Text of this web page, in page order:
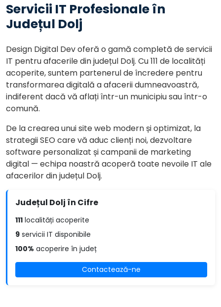
Servicii IT Profesionale în
Județul Dolj
Design Digital Dev oferă o gamă completă de servicii
IT pentru afacerile din județul Dolj. Cu 111 de localități
acoperite, suntem partenerul de încredere pentru
transformarea digitală a afacerii dumneavoastră,
indiferent dacă vă aflați într-un municipiu sau într-o
comună.
De la crearea unui site web modern și optimizat, la
strategii SEO care vă aduc clienți noi, dezvoltare
software personalizat și campanii de marketing
digital — echipa noastră acoperă toate nevoile IT ale
afacerilor din județul Dolj.
Județul Dolj în Cifre
111 localități acoperite
9 servicii IT disponibile
100% acoperire în județ
Contactează-ne